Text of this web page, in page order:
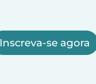
Inscreva-se agora